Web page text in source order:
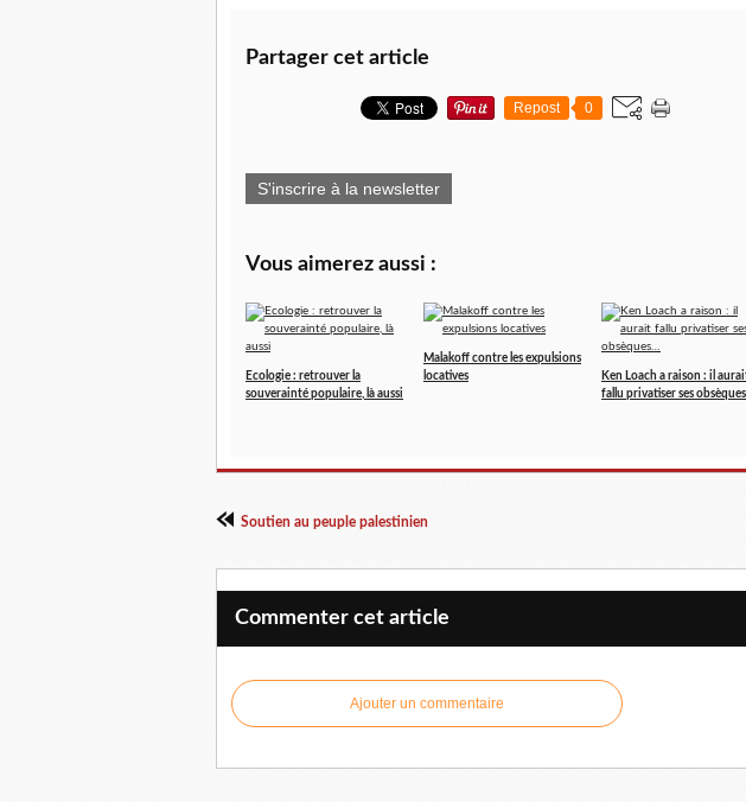
Partager cet article
Repost 0
S'inscrire à la newsletter
Vous aimerez aussi :
Ecologie : retrouver la
souverainté populaire, là aussi
Malakoff contre les expulsions
locatives
Ken Loach a raison : il
fallu privatiser ses
Soutien au peuple palestinien
Commenter cet article
Ajouter un commentaire